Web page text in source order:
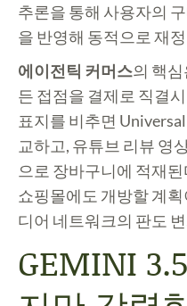
추론을 통해 사용자의
을 반영해 동적으로 재
에이전틱 커머스의 핵심
든 접점을 결제로 직결
표지를 비추면
교하고, 유튜브 리뷰 영
으로 장바구니에 적재
쇼핑몰에도 개방할 계
디어 네트워크의 판도
GEMINI